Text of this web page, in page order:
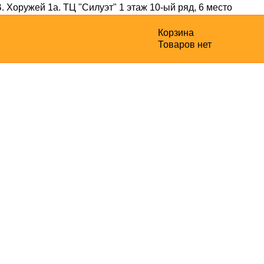
Хоружей 1а. ТЦ "Силуэт" 1 этаж 10-ый ряд, 6 место
Корзина
Товаров нет